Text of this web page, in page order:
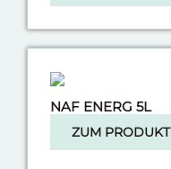
NAF ENERG 5L
ZUM PRODUKT